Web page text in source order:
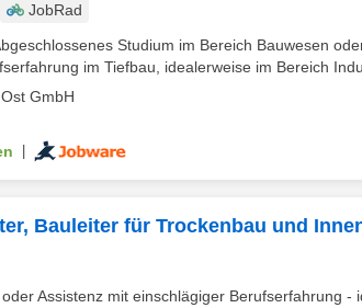
JobRad
Studium im Bereich Bauwesen
im Tiefbau, idealerweise im Bereich
GmbH
Bauleiter für Trockenbau und
oder Assistenz mit einschlägiger Berufserfahrung -